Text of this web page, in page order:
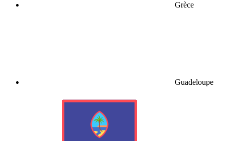
Grèce
Guadeloupe